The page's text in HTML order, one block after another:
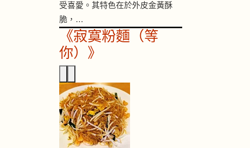
受喜愛。其特色在於外皮金黃酥
脆，…
《寂寞粉麵（等
你）》